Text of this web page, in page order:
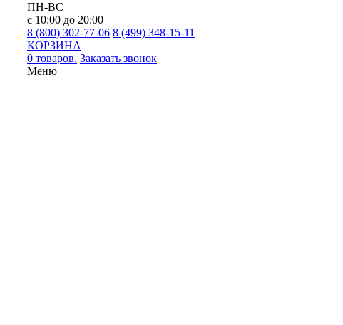
ПН-ВС
с 10:00 до 20:00
8 (800) 302-77-06 8 (499) 348-15-11
КОРЗИНА
0 товаров. Заказать звонок
Меню